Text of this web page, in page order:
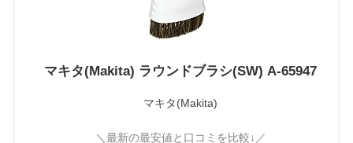
マキタ(Makita) ラウンドブラシ(SW) A-65947
マキタ(Makita)